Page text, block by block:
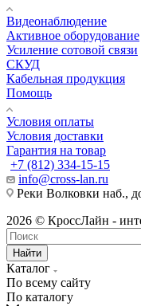
Видеонаблюдение
Активное оборудование
Усиление сотовой связи
СКУД
Кабельная продукция
Помощь
Условия оплаты
Условия доставки
Гарантия на товар
+7 (812) 334-15-15
info@cross-lan.ru
Реки Волковки наб.,
2026 © КроссЛайн -
Найти
Каталог
По всему сайту
По каталогу